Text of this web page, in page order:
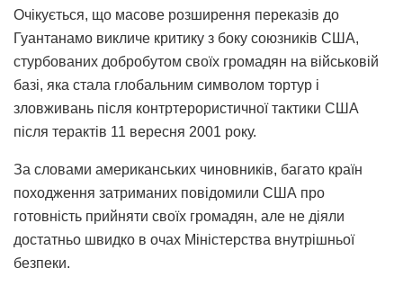
Очікується, що масове розширення переказів до
Гуантанамо викличе критику з боку союзників США,
стурбованих добробутом своїх громадян на військовій
базі, яка стала глобальним символом тортур і
зловживань після контртерористичної тактики США
після терактів 11 вересня 2001 року.
За словами американських чиновників, багато країн
походження затриманих повідомили США про
готовність прийняти своїх громадян, але не діяли
достатньо швидко в очах Міністерства внутрішньої
безпеки.